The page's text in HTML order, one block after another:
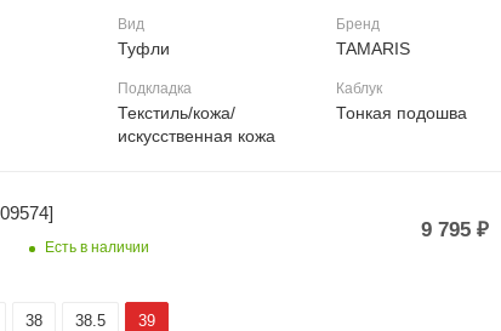
Вид
Туфли
Бренд
TAMARIS
Подкладка
Текстиль/кожа/
искусственная кожа
Каблук
Тонкая подошва
Есть в наличии
9 795 ₽
38 38.5 39